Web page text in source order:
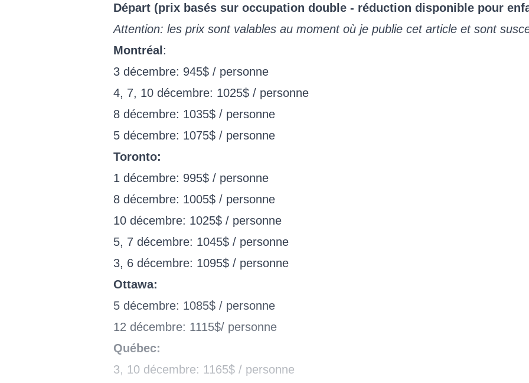
Départ (prix basés sur occupation double - réduction disponible pour
Attention: les prix sont valables au moment où je publie cet article et sont
Montréal:
3 décembre: 945$ / personne
4, 7, 10 décembre: 1025$ / personne
8 décembre: 1035$ / personne
5 décembre: 1075$ / personne
Toronto:
1 décembre: 995$ / personne
8 décembre: 1005$ / personne
10 décembre: 1025$ / personne
5, 7 décembre: 1045$ / personne
3, 6 décembre: 1095$ / personne
Ottawa:
5 décembre: 1085$ / personne
12 décembre: 1115$/ personne
Québec:
3, 10 décembre: 1165$ / personne